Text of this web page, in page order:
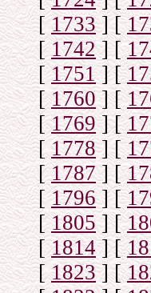
[1733] [
[1742] [
[1751] [
[1760] [
[1769] [
[1778] [
[1787] [
[1796] [
[1805] [
[1814] [
[1823] [